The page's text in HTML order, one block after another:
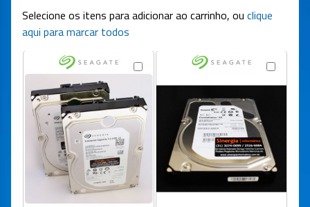
Selecione os itens para adicionar ao carrinho, ou clique
aqui para marcar todos